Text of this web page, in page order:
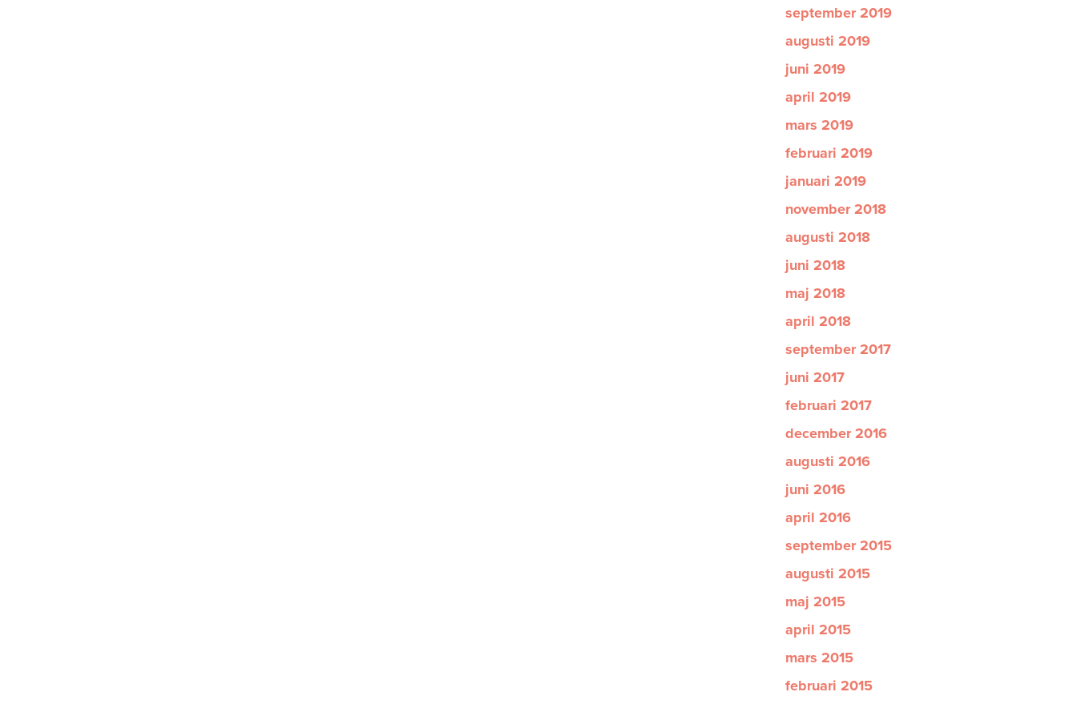
september 2019
augusti 2019
juni 2019
april 2019
mars 2019
februari 2019
januari 2019
november 2018
augusti 2018
juni 2018
maj 2018
april 2018
september 2017
juni 2017
februari 2017
december 2016
augusti 2016
juni 2016
april 2016
september 2015
augusti 2015
maj 2015
april 2015
mars 2015
februari 2015